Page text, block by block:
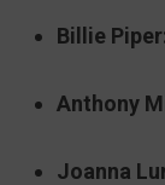
Billie
Anthony
Joanna